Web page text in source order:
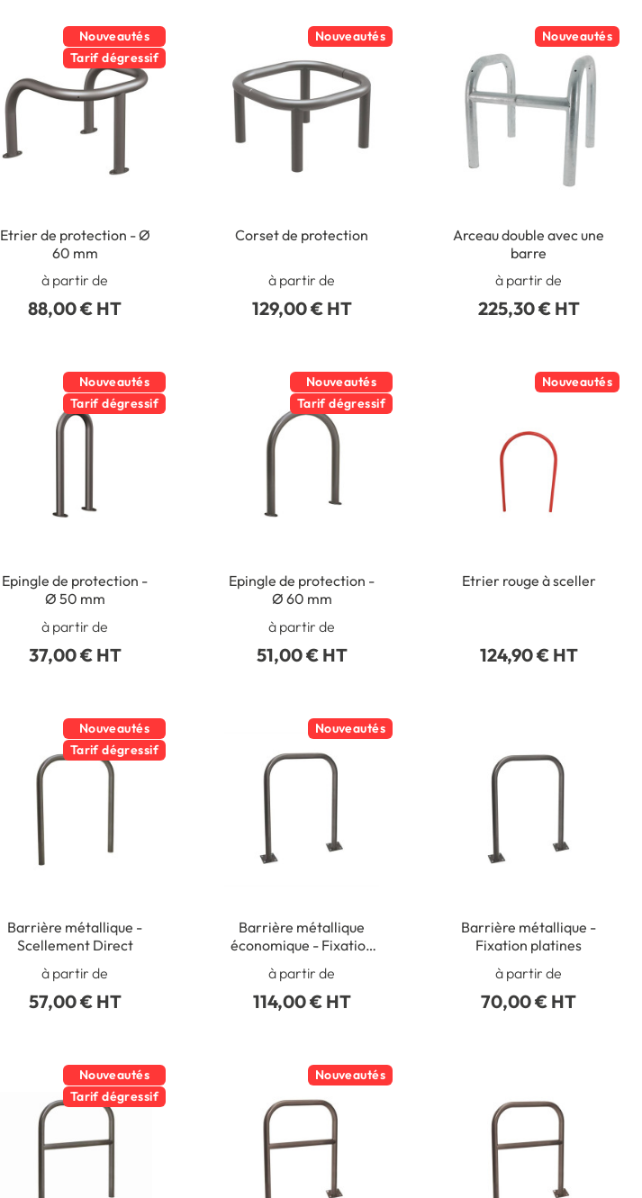
Nouveautés
Tarif dégressif
Etrier de protection - Ø
60 mm
à partir de
88,00 € HT
Nouveautés
Corset de protection
à partir de
129,00 € HT
Nouveautés
Arceau double avec une
barre
à partir de
225,30 € HT
Nouveautés
Tarif dégressif
Epingle de protection -
Ø 50 mm
à partir de
37,00 € HT
Nouveautés
Tarif dégressif
Epingle de protection -
Ø 60 mm
à partir de
51,00 € HT
Nouveautés
Etrier rouge à sceller
124,90 € HT
Nouveautés
Tarif dégressif
Barrière métallique -
Scellement Direct
à partir de
57,00 € HT
Nouveautés
Barrière métallique
économique - Fixation
à partir de
114,00 € HT
Barrière métallique -
Fixation platines
à partir de
70,00 € HT
Nouveautés
Tarif dégressif
Nouveautés